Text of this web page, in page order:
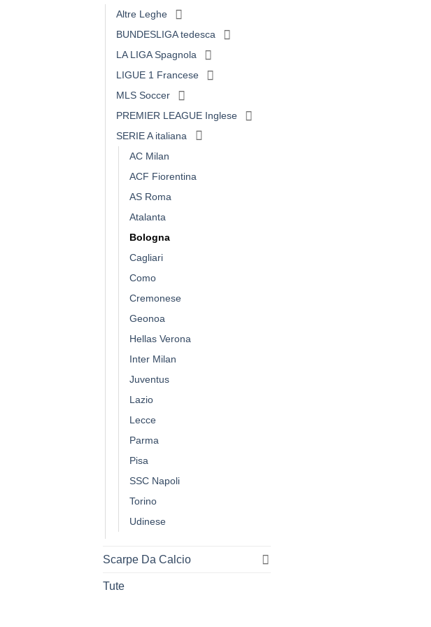
Altre Leghe
BUNDESLIGA tedesca
LA LIGA Spagnola
LIGUE 1 Francese
MLS Soccer
PREMIER LEAGUE Inglese
SERIE A italiana
AC Milan
ACF Fiorentina
AS Roma
Atalanta
Bologna
Cagliari
Como
Cremonese
Geonoa
Hellas Verona
Inter Milan
Juventus
Lazio
Lecce
Parma
Pisa
SSC Napoli
Torino
Udinese
Scarpe Da Calcio
Tute